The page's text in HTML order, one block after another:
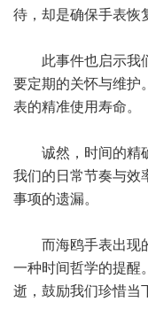
待，却是确保手表恢
此事件也启示我们
要定期的关怀与维护
表的精准使用寿命。
诚然，时间的精确
我们的日常节奏与效
事项的遗漏。
而海鸥手表出现的
一种时间哲学的提醒
逝，鼓励我们珍惜当